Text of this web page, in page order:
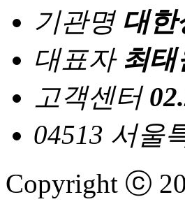
기관명 대한
대표자 최태
고객센터
04513 서울
Copyright ⓒ